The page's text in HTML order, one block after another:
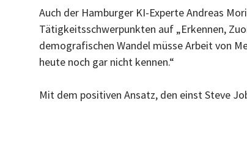
Auch der Hamburger KI-Experte Andreas
Tätigkeitsschwerpunkten auf „Erkennen,
demografischen Wandel müsse Arbeit von
heute noch gar nicht kennen.“
Mit dem positiven Ansatz, den einst Steve